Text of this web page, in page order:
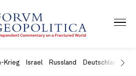
Krieg Israel Russland Deutschland